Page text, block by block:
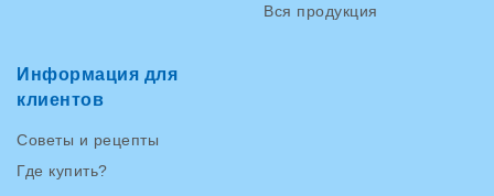
Вся продукция
Информация для
клиентов
Советы и рецепты
Где купить?